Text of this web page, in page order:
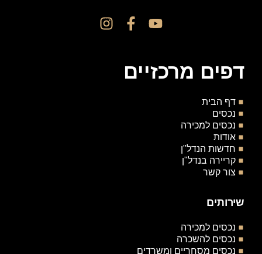
דפים מרכזיים
דף הבית
נכסים
נכסים למכירה
אודות
חדשות הנדל"ן
קריירה בנדל"ן
צור קשר
שירותים
נכסים למכירה
נכסים להשכרה
נכסים מסחריים ומשרדים